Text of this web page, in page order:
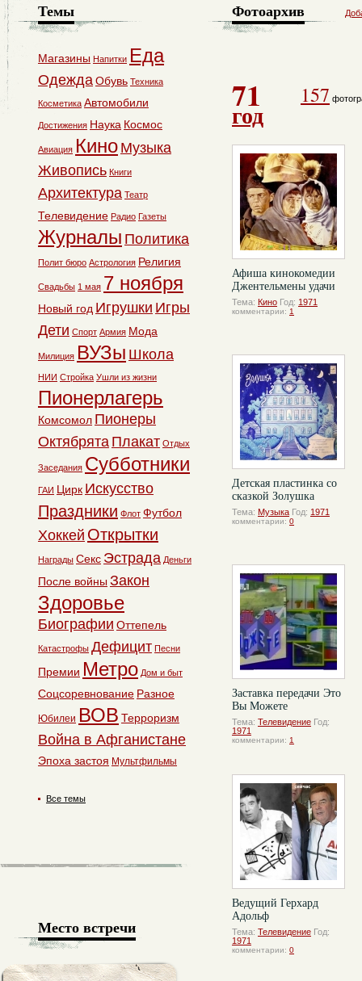
Фотоархив
71
год
157
Афиша кинокомедии
Джентельмены удачи
Тема: Кино Год: 1971
комментарии: 1
Детская пластинка со
сказкой Золушка
Тема: Музыка Год: 1971
комментарии: 0
Заставка передачи Это
Вы Можете
Тема: Телевидение Год:
1971
комментарии: 1
Ведущий Герхард
Адольф
Тема: Телевидение Год:
1971
комментарии: 0
Темы
Магазины Напитки Еда
ОдеждаОбувь Техника
Косметика Автомобили
Достижения Наука Космос
Авиация Кино Музыка
Живопись Книги
Архитектура Театр
Телевидение Радио Газеты
Журналы Политика
Полит бюро Астрология Религия
Свадьбы 1 мая 7 ноября
Новый год Игрушки Игры
Дети Спорт Армия Мода
Милиция ВУЗы Школа
НИИ Стройка Ушли из жизни
Пионерлагерь
Комсомол Пионеры
Октябрята Плакат Отдых
Заседания Субботники
ГАИ Цирк Искусство
Праздники Флот Футбол
Хоккей Открытки
Награды Секс Эстрада Деньги
После войны Закон
Здоровье
Биографии Оттепель
Катастрофы Дефицит Песни
Премии Метро Дом и быт
Соцсоревнование Разное
Юбилеи ВОВ Терроризм
Война в Афганистане
Эпоха застоя Мультфильмы
Все темы
Место встречи